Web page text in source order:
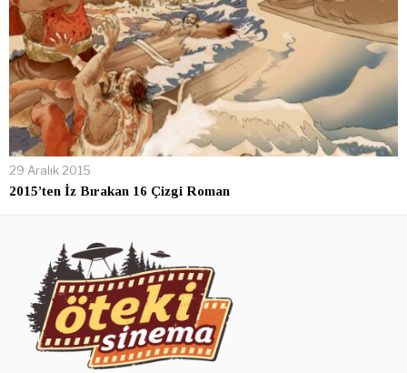
29 Aralık 2015
2015’ten İz Bırakan 16 Çizgi Roman